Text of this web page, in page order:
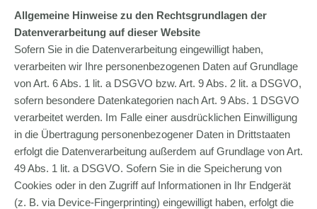
Allgemeine Hinweise zu den Rechtsgrundlagen der
Datenverarbeitung auf dieser Website
Sofern Sie in die Datenverarbeitung eingewilligt haben,
verarbeiten wir Ihre personenbezogenen Daten auf Grundlage
von Art. 6 Abs. 1 lit. a DSGVO bzw. Art. 9 Abs. 2 lit. a DSGVO,
sofern besondere Datenkategorien nach Art. 9 Abs. 1 DSGVO
verarbeitet werden. Im Falle einer ausdrücklichen Einwilligung
in die Übertragung personenbezogener Daten in Drittstaaten
erfolgt die Datenverarbeitung außerdem auf Grundlage von Art.
49 Abs. 1 lit. a DSGVO. Sofern Sie in die Speicherung von
Cookies oder in den Zugriff auf Informationen in Ihr Endgerät
(z. B. via Device-Fingerprinting) eingewilligt haben, erfolgt die